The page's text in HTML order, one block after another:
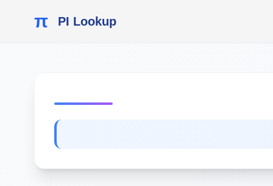
π PI Lookup